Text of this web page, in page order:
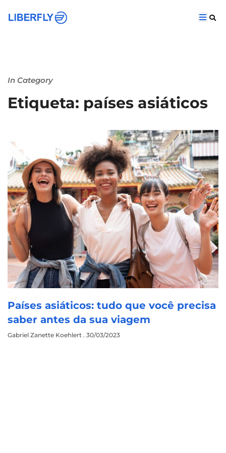
In Category
Etiqueta: países asiáticos
Países asiáticos: tudo que você precisa
saber antes da sua viagem
Gabriel Zanette Koehlert 30/03/2023